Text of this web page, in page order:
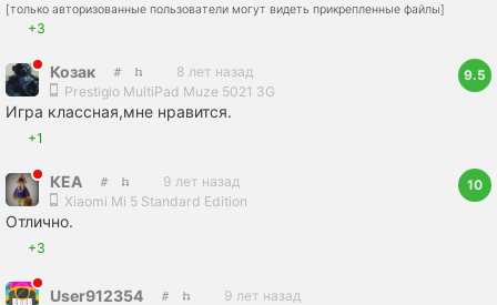
[только авторизованные пользователи могут видеть прикрепленные файлы]
+3
Козак
8 лет назад
Prestigio MultiPad Muze 5021 3G
9.5
Игра классная,мне нравится.
+1
КЕА
9 лет назад
Xiaomi Mi 5 Standard Edition
10
Отлично.
+3
User912354 9 лет назад